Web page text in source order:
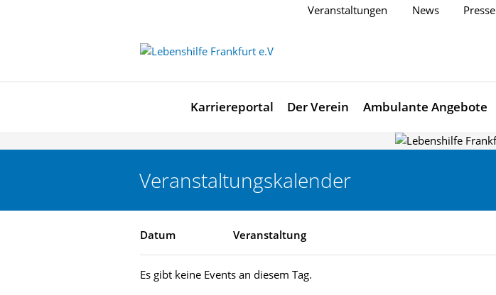
Veranstaltungen News Presse
Karriereportal Der Verein Ambulante Angebote
Veranstaltungskalender
Datum Veranstaltung
Es gibt keine Events an diesem Tag.